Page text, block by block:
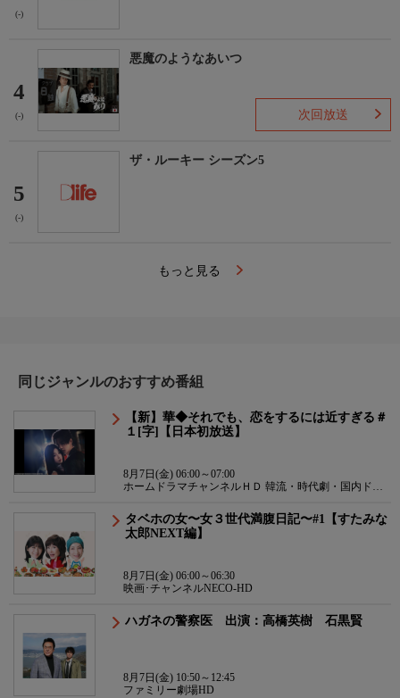
(-)
4
(-)
悪魔のようなあいつ
次回放送
5
(-)
ザ・ルーキー シーズン5
もっと見る
同じジャンルのおすすめ番組
【新】華◆それでも、恋をするには近すぎる＃
１[字]【日本初放送】
8月7日(金) 06:00～07:00
ホームドラマチャンネルＨＤ 韓流・時代劇・国内ドラ
タベホの女〜女３世代満腹日記〜#1【すたみな
太郎NEXT編】
8月7日(金) 06:00～06:30
映画･チャンネルNECO-HD
ハガネの警察医 出演：高橋英樹 石黒賢
8月7日(金) 10:50～12:45
ファミリー劇場HD